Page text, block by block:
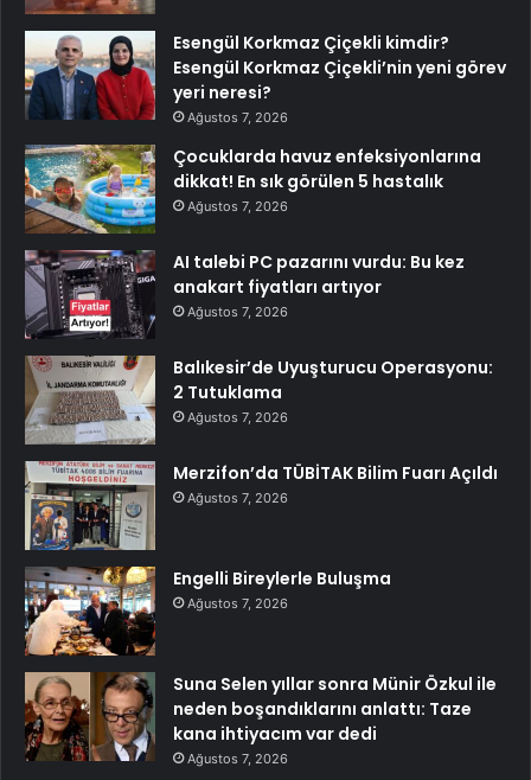
Esengül Korkmaz Çiçekli kimdir?
Esengül Korkmaz Çiçekli’nin yeni görev
yeri neresi?
Ağustos 7, 2026
Çocuklarda havuz enfeksiyonlarına
dikkat! En sık görülen 5 hastalık
Ağustos 7, 2026
AI talebi PC pazarını vurdu: Bu kez
anakart fiyatları artıyor
Ağustos 7, 2026
Balıkesir’de Uyuşturucu Operasyonu:
2 Tutuklama
Ağustos 7, 2026
Merzifon’da TÜBİTAK Bilim Fuarı Açıldı
Ağustos 7, 2026
Engelli Bireylerle Buluşma
Ağustos 7, 2026
Suna Selen yıllar sonra Münir Özkul ile
neden boşandıklarını anlattı: Taze
kana ihtiyacım var dedi
Ağustos 7, 2026